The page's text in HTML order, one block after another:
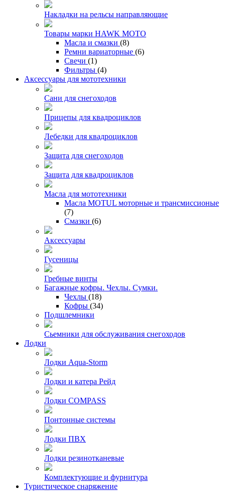
Накладки на рельсы направляющие
Товары марки HAWK MOTO
Масла и смазки (8)
Ремни вариаторные (6)
Свечи (1)
Фильтры (4)
Аксессуары для мототехники
Сани для снегоходов
Прицепы для квадроциклов
Лебедки для квадроциклов
Защита для снегоходов
Защита для квадроциклов
Масла для мототехники
Масла MOTUL моторные и трансмиссионые
(7)
Смазки (6)
Аксессуары
Гусеницы
Гребные винты
Багажные кофры. Чехлы. Сумки.
Чехлы (18)
Кофры (34)
Подшлемники
Сьемники для обслуживания снегоходов
Лодки
Лодки Aqua-Storm
Лодки и катера Рейд
Лодки COMPASS
Понтонные системы
Лодки ПВХ
Лодки резинотканевые
Комплектующие и фурнитура
Туристическое снаряжение